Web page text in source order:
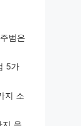
범은
5가
지 소